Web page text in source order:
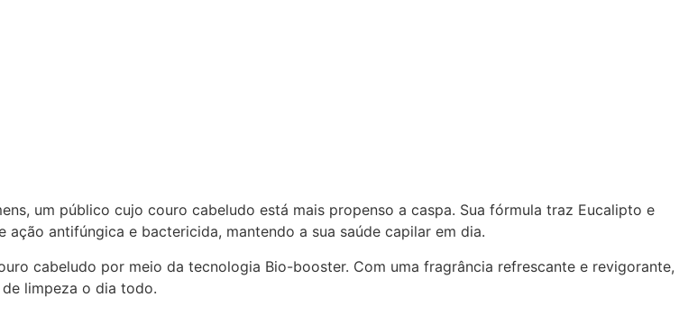
um público cujo couro cabeludo está mais propenso a caspa. Sua fórmula traz Eucalipto e
antifúngica e bactericida, mantendo a sua saúde capilar em dia.
cabeludo por meio da tecnologia Bio-booster. Com uma fragrância refrescante e revigorante,
limpeza o dia todo.